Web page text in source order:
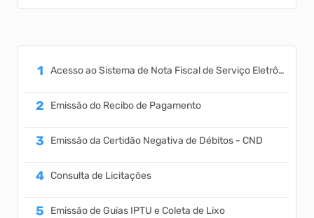
Acesso ao Sistema de Nota Fiscal de Serviço Eletrônica
Emissão do Recibo de Pagamento
Emissão da Certidão Negativa de Débitos - CND
Consulta de Licitações
Emissão de Guias IPTU e Coleta de Lixo